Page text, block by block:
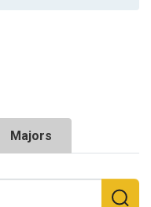
Majors